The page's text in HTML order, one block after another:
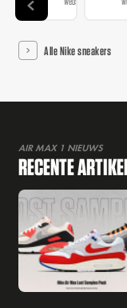
Alle Nike sneakers
AIR MAX 1 NIEUWS
RECENTE